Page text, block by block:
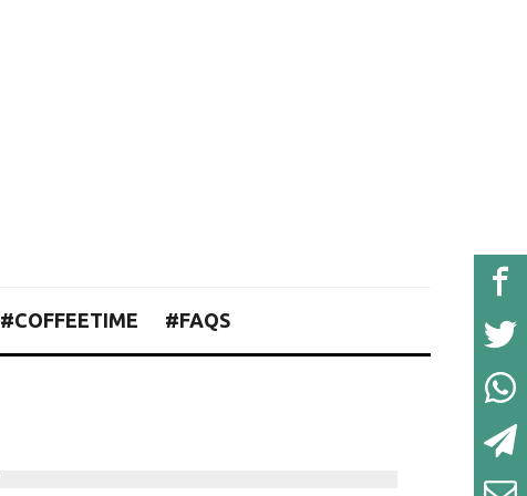
#COFFEETIME #FAQS